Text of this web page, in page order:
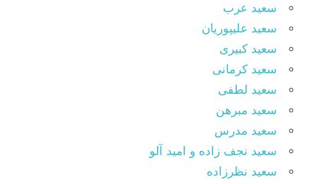
سعید عرب
سعید علیپوریان
سعید کبیری
سعید کرمانی
سعید لطفی
سعید مبرهن
سعید مدرس
سعید نجف زاده و امید آلو
سعید نظرزاده